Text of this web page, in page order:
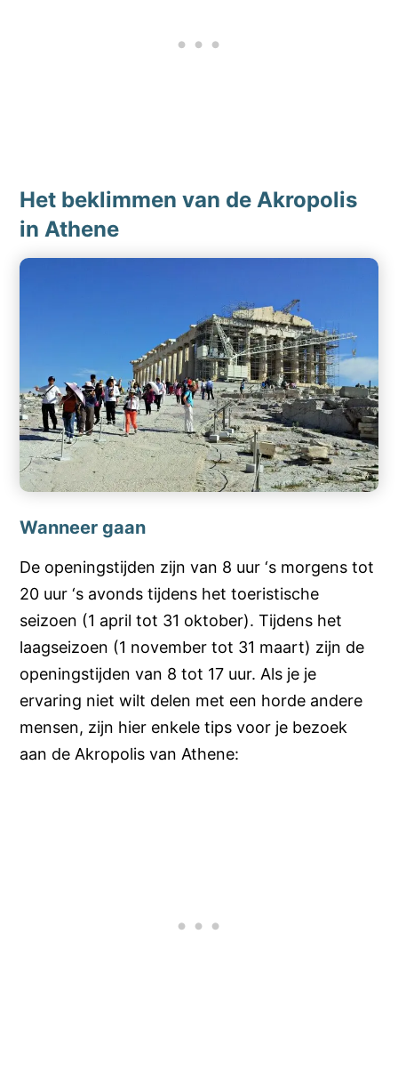
Het beklimmen van de Akropolis
in Athene
Wanneer gaan
De openingstijden zijn van 8 uur ‘s morgens tot
20 uur ‘s avonds tijdens het toeristische
seizoen (1 april tot 31 oktober). Tijdens het
laagseizoen (1 november tot 31 maart) zijn de
openingstijden van 8 tot 17 uur. Als je je
ervaring niet wilt delen met een horde andere
mensen, zijn hier enkele tips voor je bezoek
aan de Akropolis van Athene: